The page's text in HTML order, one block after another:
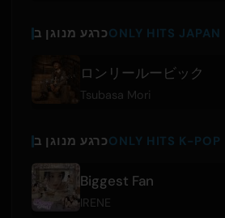
כרגע מנוגן בONLY HITS JAPAN
ロンリールービック
Tsubasa Mori
כרגע מנוגן בONLY HITS K-POP
Biggest Fan
IRENE